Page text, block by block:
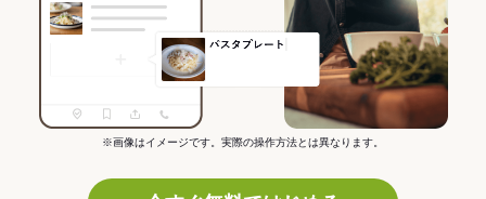
※画像はイメージです。実際の操作方法とは異なります。